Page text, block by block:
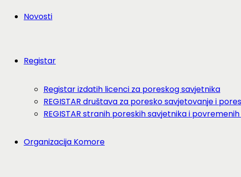
Novosti
Registar
Registar izdatih licenci za poreskog savjetnika
REGISTAR društava za poresko savjetovanje i
REGISTAR stranih poreskih savjetnika i
Organizacija Komore